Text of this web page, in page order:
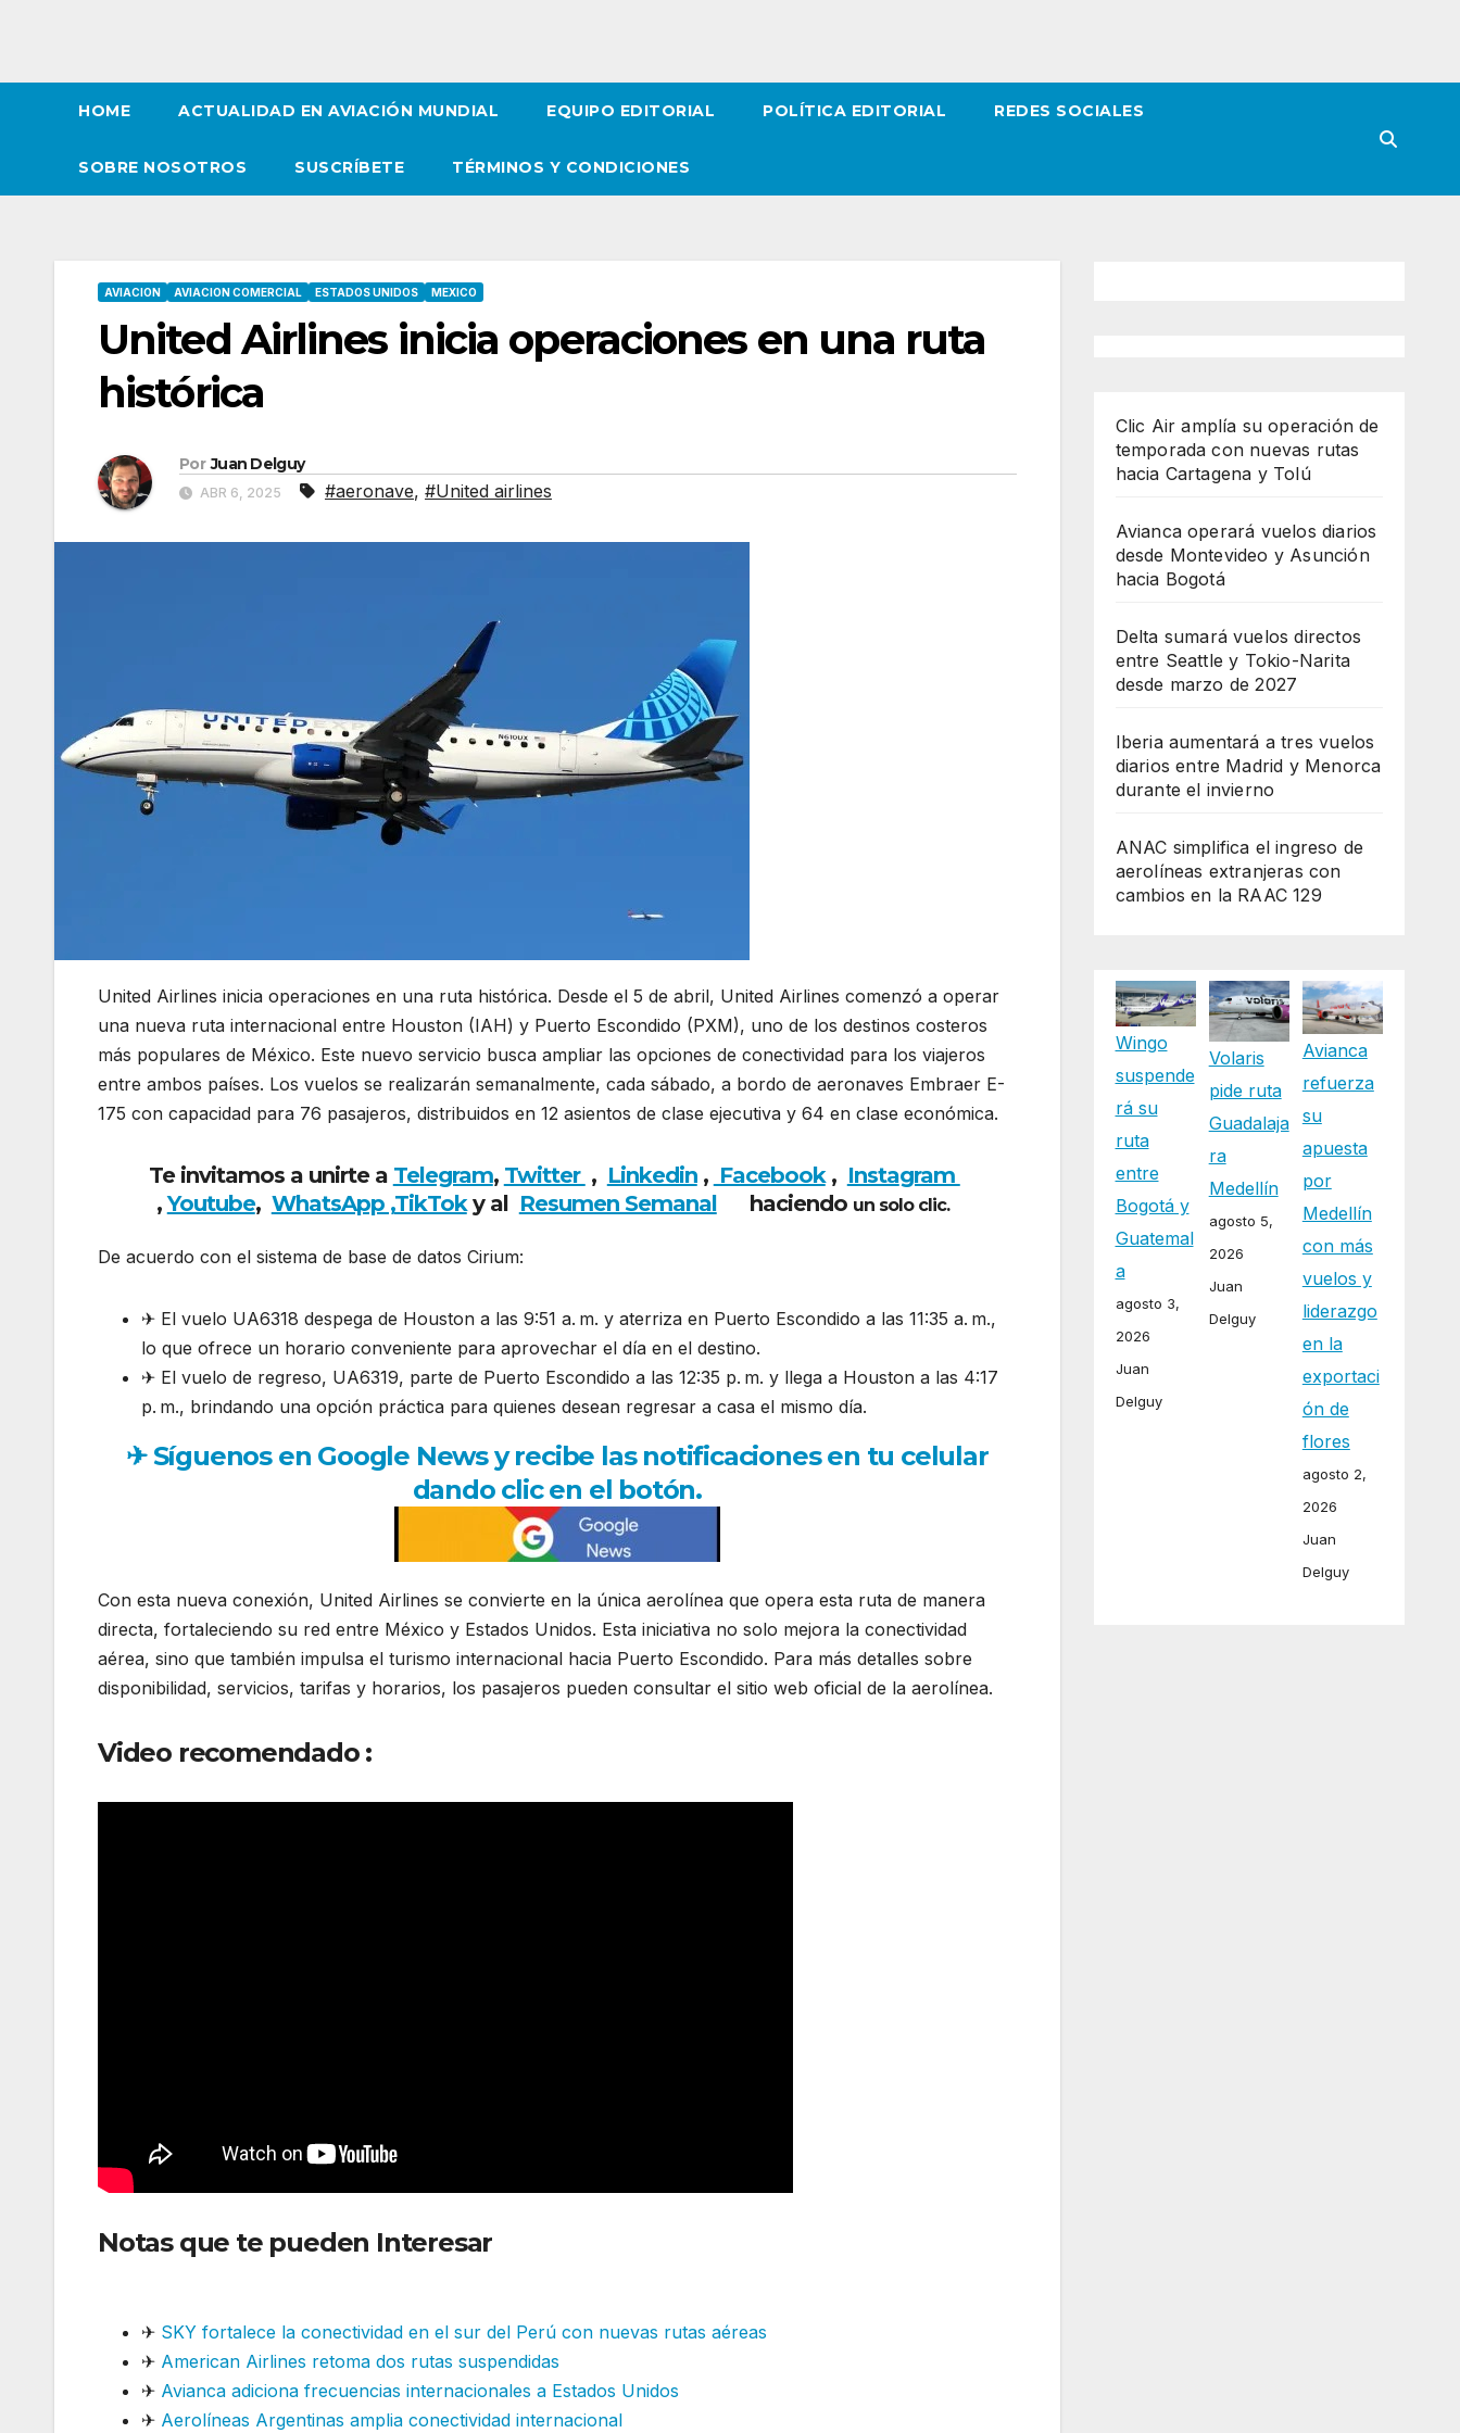
HOME ACTUALIDAD EN AVIACIÓN MUNDIAL EQUIPO EDITORIAL POLÍTICA EDITORIAL REDES SOCIALES
SOBRE NOSOTROS SUSCRÍBETE TÉRMINOS Y CONDICIONES
AVIACION AVIACION COMERCIAL ESTADOS UNIDOS MEXICO
United Airlines inicia operaciones en una ruta
histórica
Por Juan Delguy
ABR 6, 2025 #aeronave, #United airlines
United Airlines inicia operaciones en una ruta histórica. Desde el 5 de abril, United Airlines comenzó a operar
una nueva ruta internacional entre Houston (IAH) y Puerto Escondido (PXM), uno de los destinos costeros
más populares de México. Este nuevo servicio busca ampliar las opciones de conectividad para los viajeros
entre ambos países. Los vuelos se realizarán semanalmente, cada sábado, a bordo de aeronaves Embraer E-
175 con capacidad para 76 pasajeros, distribuidos en 12 asientos de clase ejecutiva y 64 en clase económica.
Te invitamos a unirte a Telegram, Twitter , Linkedin, Facebook, Instagram
,Youtube, WhatsApp ,TikToky al Resumen Semanalhaciendo un solo clic.
De acuerdo con el sistema de base de datos Cirium:
✈ El vuelo UA6318 despega de Houston a las 9:51 a. m. y aterriza en Puerto Escondido a las 11:35 a. m.,
lo que ofrece un horario conveniente para aprovechar el día en el destino.
✈ El vuelo de regreso, UA6319, parte de Puerto Escondido a las 12:35 p. m. y llega a Houston a las 4:17
p. m., brindando una opción práctica para quienes desean regresar a casa el mismo día.
✈ Síguenos en Google News y recibe las notificaciones en tu celular
dando clic en el botón.
Con esta nueva conexión, United Airlines se convierte en la única aerolínea que opera esta ruta de manera
directa, fortaleciendo su red entre México y Estados Unidos. Esta iniciativa no solo mejora la conectividad
aérea, sino que también impulsa el turismo internacional hacia Puerto Escondido. Para más detalles sobre
disponibilidad, servicios, tarifas y horarios, los pasajeros pueden consultar el sitio web oficial de la aerolínea.
Video recomendado :
Notas que te pueden Interesar
✈ SKY fortalece la conectividad en el sur del Perú con nuevas rutas aéreas
✈ American Airlines retoma dos rutas suspendidas
✈ Avianca adiciona frecuencias internacionales a Estados Unidos
✈ Aerolíneas Argentinas amplia conectividad internacional
Clic Air amplía su operación de
temporada con nuevas rutas
hacia Cartagena y Tolú
Avianca operará vuelos diarios
desde Montevideo y Asunción
hacia Bogotá
Delta sumará vuelos directos
entre Seattle y Tokio-Narita
desde marzo de 2027
Iberia aumentará a tres vuelos
diarios entre Madrid y Menorca
durante el invierno
ANAC simplifica el ingreso de
aerolíneas extranjeras con
cambios en la RAAC 129
Wingo
suspende
rá su
ruta
entre
Bogotá y
Guatemal
a
agosto 3,
2026
Juan
Delguy
Volaris
pide ruta
Guadalaja
ra
Medellín
agosto 5,
2026
Juan
Delguy
Avianca
refuerza
su
apuesta
por
Medellín
con más
vuelos y
liderazgo
en la
exportaci
ón de
flores
agosto 2,
2026
Juan
Delguy